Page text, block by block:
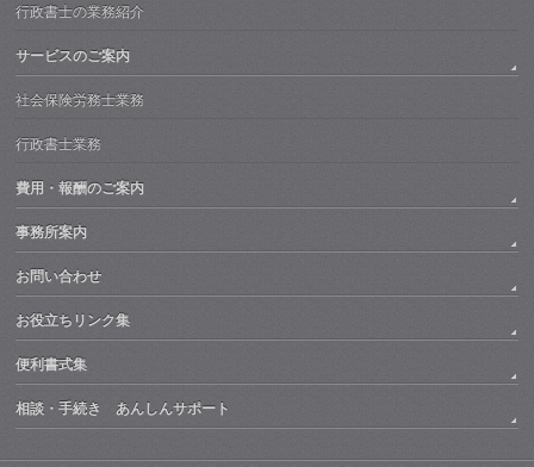
行政書士の業務紹介
サービスのご案内
社会保険労務士業務
行政書士業務
費用・報酬のご案内
事務所案内
お問い合わせ
お役立ちリンク集
便利書式集
相談・手続き あんしんサポート